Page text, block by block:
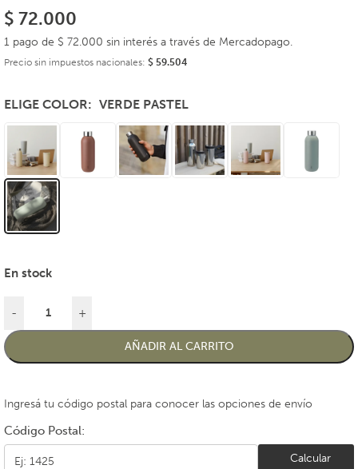
$ 72.000
1 pago de $ 72.000 sin interés a través de Mercadopago.
Precio sin impuestos nacionales: $ 59.504
ELIGE COLOR VERDE PASTEL
En stock
- +
AÑADIR AL CARRITO
Ingresá tu código postal para conocer las opciones de envío
Código Postal:
Calcular